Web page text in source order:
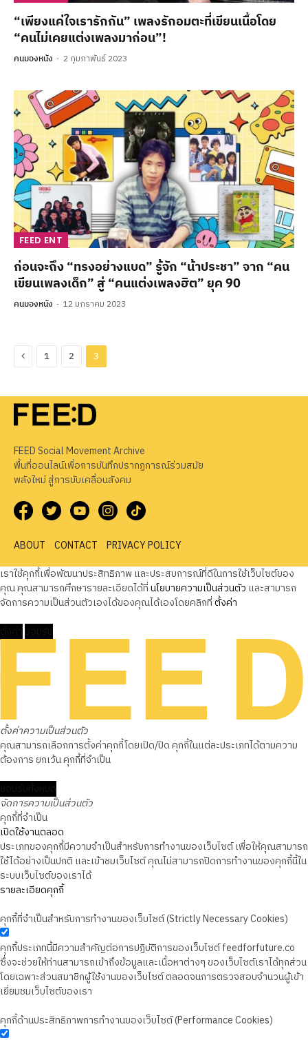
“เพียงแค่ใจเรารักกัน” เพลงรักอมตะที่เขียนเนื้อโดย
“คนไม่เคยแต่งเพลงมาก่อน”!
คนมองหนัง 2 กุมภาพันธ์ 2023
FEED ENT
ก่อนจะถึง “ทรงอย่างแบด” รู้จัก “น้าประชา” จาก “คน
เขียนเพลงเด็ก” สู่ “คนแต่งเพลงฮิต” ยุค 90
คนมองหนัง 12 มกราคม 2023
Previous
1 2 3
FEED Social Movement Archive
พื้นที่ออนไลน์เพื่อการบันทึกปรากฏการณ์ร่วมสมัย
พลังใหม่ สู่การขับเคลื่อนสังคม
ABOUT CONTACT
PRIVACY POLICY
เราใช้คุกกี้เพื่อพัฒนาประสิทธิภาพ และประสบการณ์ที่ดีในการใช้เว็บไซต์ของ
คุณ คุณสามารถศึกษารายละเอียดได้ที่นโยบายความเป็นส่วนตัว และสามารถ
จัดการความเป็นส่วนตัวเองได้ของคุณได้เองโดยคลิกที่ตั้งค่า
ตั้งค่าความเป็นส่วนตัว
คุณสามารถเลือกการตั้งค่าคุกกี้โดยเปิด/ปิด คุกกี้ในแต่ละประเภทได้ตามความ
ต้องการ ยกเว้น คุกกี้ที่จำเป็น
จัดการความเป็นส่วนตัว
คุกกี้ที่จำเป็น
เปิดใช้งานตลอด
ประเภทของคุกกี้มีความจำเป็นสำหรับการทำงานของเว็บไซต์ เพื่อให้คุณสามารถ
ใช้ได้อย่างเป็นปกติ และเข้าชมเว็บไซต์ คุณไม่สามารถปิดการทำงานของคุกกี้นี้ใน
ระบบเว็บไซต์ของเราได้
รายละเอียดคุกกี้
คุกกี้ที่จำเป็นสำหรับการทำงานของเว็บไซต์ (Strictly Necessary Cookies)
คุกกี้ประเภทนี้มีความสำคัญต่อการปฏิบัติการของเว็บไซต์ feedforfuture.co
ซึ่งจะช่วยให้ท่านสามารถเข้าถึงข้อมูลและเนื้อหาต่างๆ ของเว็บไซต์เราได้ทุกส่วน
โดยเฉพาะส่วนสมาชิกผู้ใช้งานของเว็บไซต์ ตลอดจนการตรวจสอบจำนวนผู้เข้า
เยี่ยมชมเว็บไซต์ของเรา
คุกกี้ด้านประสิทธิภาพการทำงานของเว็บไซต์ (Performance Cookies)